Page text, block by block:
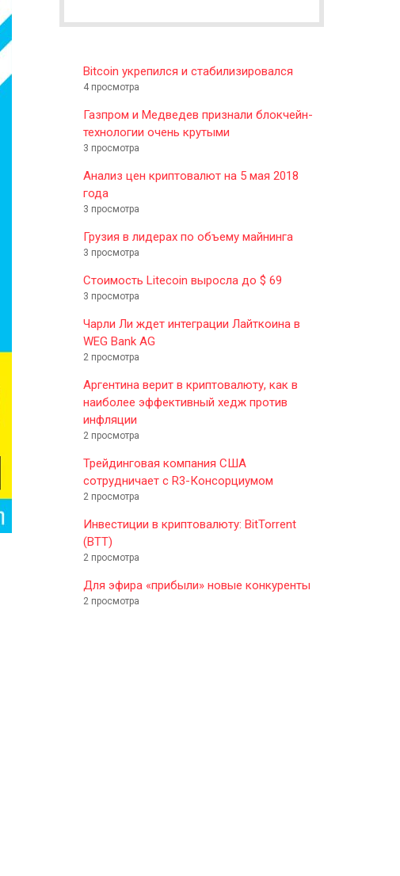
Bitcoin укрепился и стабилизировался
4 просмотра
Газпром и Медведев признали блокчейн-
технологии очень крутыми
3 просмотра
Анализ цен криптовалют на 5 мая 2018
года
3 просмотра
Грузия в лидерах по объему майнинга
3 просмотра
Стоимость Litecoin выросла до $ 69
3 просмотра
Чарли Ли ждет интеграции Лайткоина в
WEG Bank AG
2 просмотра
Аргентина верит в криптовалюту, как в
наиболее эффективный хедж против
инфляции
2 просмотра
Трейдинговая компания США
сотрудничает с R3-Консорциумом
2 просмотра
Инвестиции в криптовалюту: BitTorrent
(BTT)
2 просмотра
Для эфира «прибыли» новые конкуренты
2 просмотра